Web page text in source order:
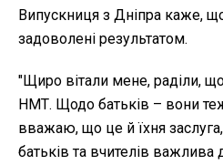
Випускниця з Дніпра каже,
задоволені результатом.
"Щиро вітали мене, раділи,
НМТ. Щодо батьків – вони
вважаю, що це й їхня
батьків та вчителів